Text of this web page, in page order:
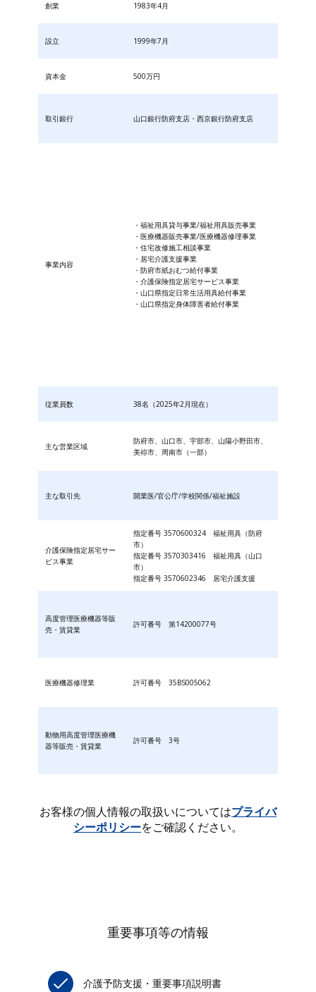
創業 1983年4月
設立 1999年7月
資本金 500万円
取引銀行 山口銀行防府支店・西京銀行防府支店
事業内容
・福祉用具貸与事業/福祉用具販売事業
・医療機器販売事業/医療機器修理事業
・住宅改修施工相談事業
・居宅介護支援事業
・防府市紙おむつ給付事業
・​介護保険指定居宅サービス事業
・山口県指定日常生活用具給付事業
・山口県指定身体障害者給付事業
従業員数 38名（2025年2月現在）
主な営業区域
防府市、山口市、宇部市、山陽小野田市、
美祢市、周南市（一部）
主な取引先 開業医/官公庁/学校関係/福祉施設
介護保険指定居宅サー
ビス事業
指定番号 3570600324 福祉用具（防府
市）
指定番号 3570303416 福祉用具（山口
市）
指定番号 3570602346 居宅介護支援
高度管理医療機器等販
売・賃貸業
許可番号 第14200077号
医療機器修理業 許可番号 35BS005062
動物用高度管理医療機
器等販売・賃貸業
許可番号 3号
お客様の個人情報の取扱いについてはプライバ
シーポリシーをご確認ください。
重要事項等の情報
介護予防支援・重要事項説明書